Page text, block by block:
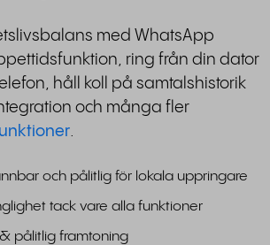
med WhatsApp
ring från din dator
håll koll på samtalshistorik
och många fler
.
och pålitlig för lokala uppringare
tack vare alla funktioner
pålitlig framtoning